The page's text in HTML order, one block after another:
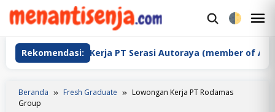
Rekomendasi:
Lowongan Kerja PT Serasi Autoraya (member of ASTRA)
Beranda Fresh Graduate
Lowongan Kerja PT Rodamas
Group